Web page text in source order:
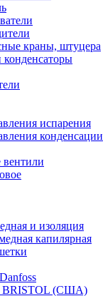
краны, штуцера
испарения
конденсации
и изоляция
капилярная
BRISTOL (США)